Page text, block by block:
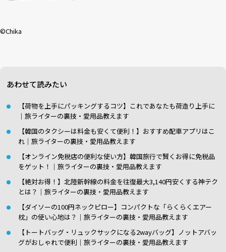
©︎Chika
あわせて読みたい
【荷物を上手にパッキングするコツ】これであなたも荷造り上手に
｜旅ライターの裏技・愛用品教えます
【韓国のタクシーは料金も安くて便利！】おすすめ配車アプリはこ
れ｜旅ライターの裏技・愛用品教えます
【オンライン免税店の便利な使い方】韓国旅行で賢くお得に免税品
をゲット！｜旅ライターの裏技・愛用品教えます
【絶対お得！】北陸新幹線の料金を往復最大3,140円安くする神テク
とは？｜旅ライターの裏技・愛用品教えます
【ダイソーの100円ネックピロー】コンパクトな「らくらくエアー
枕」の使い心地は？｜旅ライターの裏技・愛用品教えます
【トートバッグ・リュックサックになる2wayバッグ】ノットアバッ
グがおしゃれで便利｜旅ライターの裏技・愛用品教えます